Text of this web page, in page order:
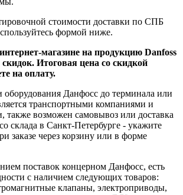
стоимости доставки по СПБ
формой ниже.
магазине на продукцию Danfoss
скидок. Итоговая цена со скидкой
на оплату.
оборудования Данфосс до терминала или
транспортными компаниями и
также возможен самовывоз или доставка
склада в Санкт-Петербурге - укажите
заказе через корзину или в форме
поставок концерном Данфосс, есть
с наличием следующих товаров:
клапаны, электроприводы,